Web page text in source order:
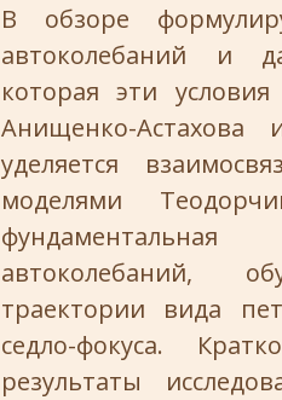
В обзоре
автоколебаний и
которая эти
Анищенко-
уделяется
моделями
автоколебаний,
траектории вида
седло-фокуса.
результаты